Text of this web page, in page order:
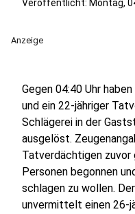
Veröffentlicht: Montag,
Anzeige
Gegen 04:40 Uhr
und ein 22-jähriger
Schlägerei in der
ausgelöst.
Tatverdächtigen
Personen begonnen
schlagen zu wollen.
unvermittelt einen 26-